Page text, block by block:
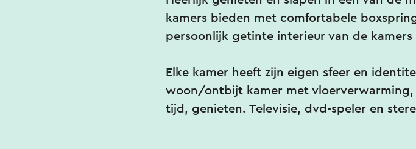
kamers bieden met comfortabele
persoonlijk getinte interieur van de
Elke kamer heeft zijn eigen sfeer en
woon/ontbijt kamer met
tijd, genieten. Televisie, dvd-speler en